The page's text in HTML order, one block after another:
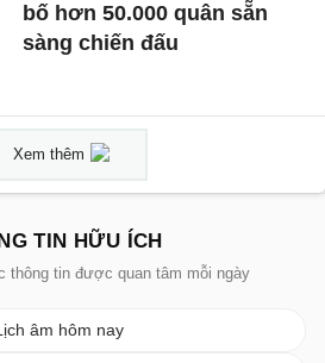
bố hơn 50.000 quân sẵn
sàng chiến đấu
Xem thêm
TIN HỮU ÍCH
thông tin được quan tâm mỗi ngày
âm hôm nay